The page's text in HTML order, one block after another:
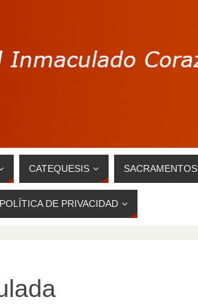
CATEQUESIS SACRAMENTOS
POLÍTICA DE PRIVACIDAD